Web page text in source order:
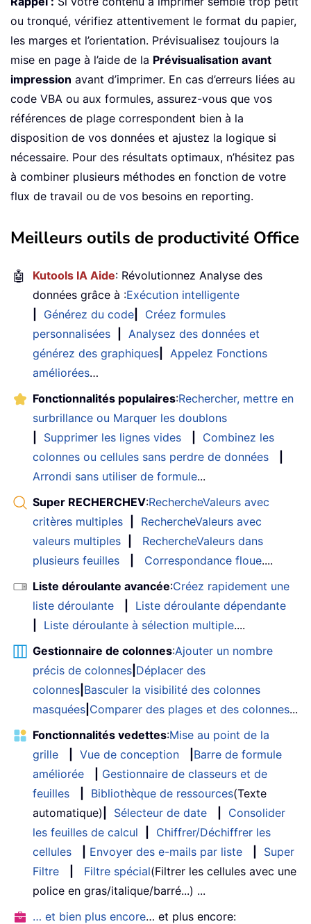
ou tronqué, vérifiez attentivement le format du papier,
les marges et l’orientation. Prévisualisez toujours la
mise en page à l’aide de la Prévisualisation avant
impression avant d’imprimer. En cas d’erreurs liées au
code VBA ou aux formules, assurez-vous que vos
références de plage correspondent bien à la
disposition de vos données et ajustez la logique si
nécessaire. Pour des résultats optimaux, n’hésitez pas
à combiner plusieurs méthodes en fonction de votre
flux de travail ou de vos besoins en reporting.
Meilleurs outils de productivité Office
🤖 Kutools IA Aide: Révolutionnez Analyse des
données grâce à :Exécution intelligente
Générez du code
Créez formules
personnalisées
Analysez des données et
générez des graphiques
Appelez Fonctions
améliorées…
Fonctionnalités populaires:Rechercher, mettre en
surbrillance ou Marquer les doublons
Supprimer les lignes vides
Combinez les
colonnes ou cellules sans perdre de données
Arrondi sans utiliser de formule...
Super RECHERCHEV:RechercheValeurs avec
critères multiples
RechercheValeurs avec
valeurs multiples
RechercheValeurs dans
plusieurs feuilles
Correspondance floue....
Liste déroulante avancée:Créez rapidement une
liste déroulante
Liste déroulante dépendante
Liste déroulante à sélection multiple....
Gestionnaire de colonnes:Ajouter un nombre
précis de colonnes Déplacer des
colonnes Basculer la visibilité des colonnes
masquées Comparer des plages et des colonnes...
Fonctionnalités vedettes:Mise au point de la
grille
Vue de conception
Barre de formule
améliorée
Gestionnaire de classeurs et de
feuilles
Bibliothèque de ressources(Texte
automatique)
Sélecteur de date
Consolider
les feuilles de calcul
Chiffrer/Déchiffrer les
cellules
Envoyer des e-mails par liste
Super
Filtre
Filtre spécial(Filtrer les cellules avec une
police en gras/italique/barré...) ...
… et bien plus encore… et plus encore: